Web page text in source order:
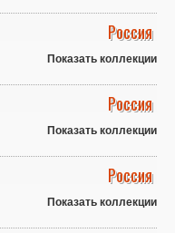
Россия
Показать коллекции
Россия
Показать коллекции
Россия
Показать коллекции